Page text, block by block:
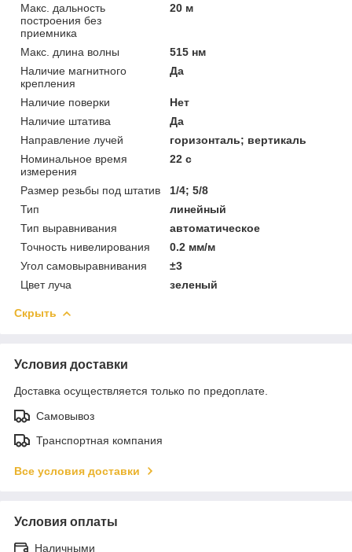
Макс. дальность
построения без
приемника
20 м
Макс. длина волны
515 нм
Наличие магнитного
крепления
Да
Наличие поверки
Нет
Наличие штатива
Да
Направление лучей
горизонталь; вертикаль
Номинальное время
измерения
22 с
Размер резьбы под штатив
1/4; 5/8
Тип
линейный
Тип выравнивания
автоматическое
Точность нивелирования
0.2 мм/м
Угол самовыравнивания
±3
Цвет луча
зеленый
Скрыть
Условия доставки
Доставка осуществляется только по предоплате.
Самовывоз
Транспортная компания
Все условия доставки
Условия оплаты
Наличными